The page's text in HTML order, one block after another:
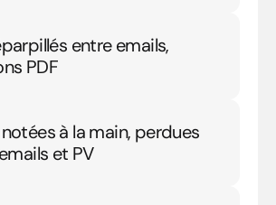
entre emails,
PDF
à la main, perdues
et PV